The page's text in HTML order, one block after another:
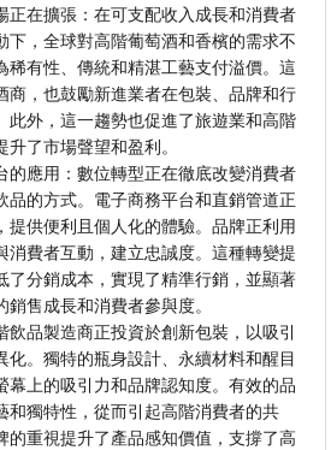
正在擴張：在可支配收入成長和消費者
下，全球對高階葡萄酒和香檳的需求不
稀有性、傳統和精湛工藝支付溢價。這
商，也鼓勵新進業者在包裝、品牌和行
此外，這一趨勢也促進了旅遊業和高階
了市場聲望和盈利。
的應用：數位轉型正在徹底改變消費者
品的方式。電子商務平台和直銷管道正
提供便利且個人化的體驗。品牌正利用
消費者互動，建立忠誠度。這種轉變提
了分銷成本，實現了精準行銷，並顯著
售成長和消費者參與度。
飲品製造商正投資於創新包裝，以吸引
化。獨特的瓶身設計、永續材料和醒目
幕上的吸引力和品牌認知度。有效的品
和獨特性，從而引起高階消費者的共
的重視提升了產品感知價值，支撐了高